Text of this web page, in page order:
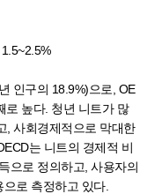
인구의 18.9%)으로, OE
로 높다. 청년 니트가 많
, 사회경제적으로 막대한
는 니트의 경제적 비
으로 정의하고, 사용자의
로 측정하고 있다.